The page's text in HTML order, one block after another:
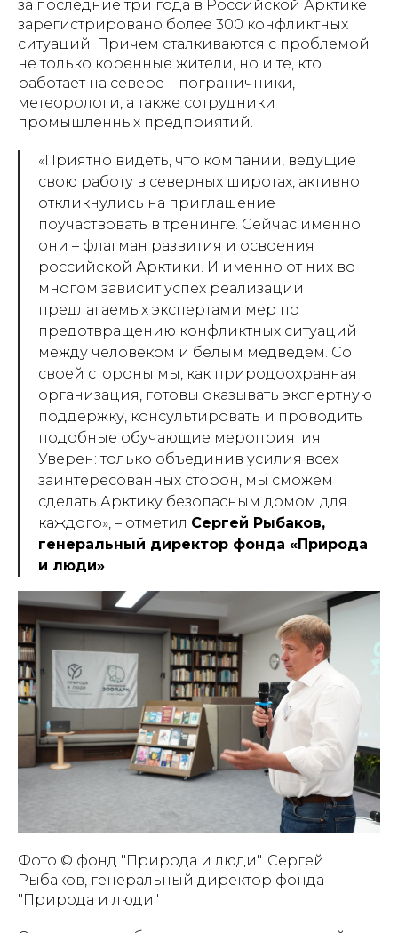
за последние три года в Российской Арктике
зарегистрировано более 300 конфликтных
ситуаций. Причем сталкиваются с проблемой
не только коренные жители, но и те, кто
работает на севере – пограничники,
метеорологи, а также сотрудники
промышленных предприятий.
«Приятно видеть, что компании, ведущие
свою работу в северных широтах, активно
откликнулись на приглашение
поучаствовать в тренинге. Сейчас именно
они – флагман развития и освоения
российской Арктики. И именно от них во
многом зависит успех реализации
предлагаемых экспертами мер по
предотвращению конфликтных ситуаций
между человеком и белым медведем. Со
своей стороны мы, как природоохранная
организация, готовы оказывать экспертную
поддержку, консультировать и проводить
подобные обучающие мероприятия.
Уверен: только объединив усилия всех
заинтересованных сторон, мы сможем
сделать Арктику безопасным домом для
каждого», – отметил Сергей Рыбаков,
генеральный директор фонда «Природа
и люди».
Фото © фонд "Природа и люди". Сергей
Рыбаков, генеральный директор фонда
"Природа и люди"